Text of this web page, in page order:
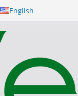
English